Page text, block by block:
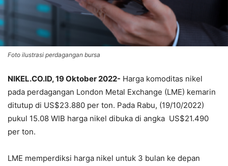
Foto ilustrasi perdagangan bursa
NIKEL.CO.ID, 19 Oktober 2022- Harga komoditas nikel
pada perdagangan London Metal Exchange (LME) kemarin
ditutup di US$23.880 per ton. Pada Rabu, (19/10/2022)
pukul 15.08 WIB harga nikel dibuka di angka US$21.490
per ton.
LME memperdiksi harga nikel untuk 3 bulan ke depan